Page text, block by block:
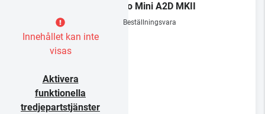
Innehållet kan inte
visas
Aktivera
funktionella
tredjepartstjänster
Fono Mini A2D MKII
Beställningsvara